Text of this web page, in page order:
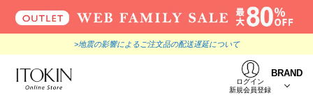
>地震の影響によるご注文品の配送遅延について
ログイン
新規会員登録
BRAND